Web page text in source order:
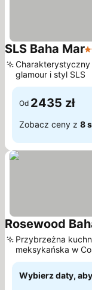
SLS Baha Mar
Charakterystyczny
glamour i styl SLS
Od 2435 zł
Zobacz ceny z 8
Rosewood
Przybrzeżna
meksykańska w
Wybierz daty,